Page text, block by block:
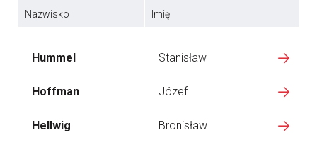
Nazwisko Imię
Hummel Stanisław
Hoffman Józef
Hellwig Bronisław